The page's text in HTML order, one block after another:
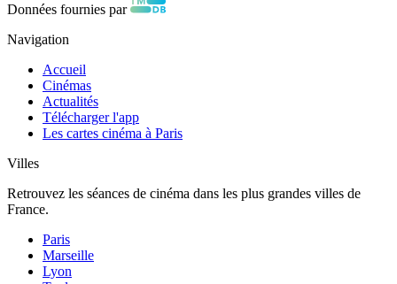
Données fournies par
Navigation
Accueil
Cinémas
Actualités
Télécharger l'app
Les cartes cinéma à Paris
Villes
Retrouvez les séances de cinéma dans les plus grandes villes de
France.
Paris
Marseille
Lyon